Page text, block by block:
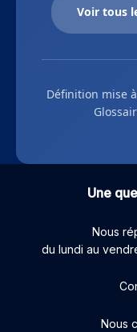
Voir tous
Définition mise
Une
Nous
du lundi au
Nous